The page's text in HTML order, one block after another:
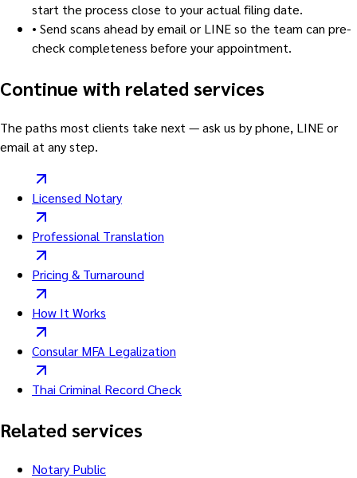
start the process close to your actual filing date.
• Send scans ahead by email or LINE so the team can pre-
check completeness before your appointment.
Continue with related services
The paths most clients take next — ask us by phone, LINE or
email at any step.
Licensed Notary
Professional Translation
Pricing & Turnaround
How It Works
Consular MFA Legalization
Thai Criminal Record Check
Related services
Notary Public